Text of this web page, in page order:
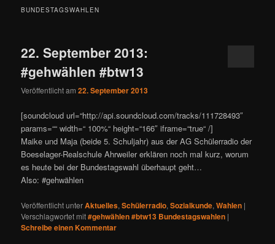
BUNDESTAGSWAHLEN
22. September 2013:
#gehwählen #btw13
Veröffentlicht am22. September 2013
[soundcloud url=“http://api.soundcloud.com/tracks/111728493″
params=““ width=“ 100%“ height=“166″ iframe=“true“ /]
Maike und Maja (beide 5. Schuljahr) aus der AG Schülerradio der
Boeselager-Realschule Ahrweiler erklären noch mal kurz, worum
es heute bei der Bundestagswahl überhaupt geht…
Also: #gehwählen
Veröffentlicht unterAktuelles,Schülerradio,Sozialkunde,Wahlen |
Verschlagwortet mit#gehwählen #btw13 Bundestagswahlen |
Schreibe einen Kommentar